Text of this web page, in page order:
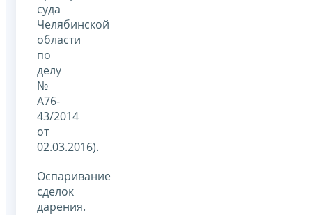
суда
Челябинской
области
по
делу
№
А76-
43/2014
от
02.03.2016).
Оспаривание
сделок
дарения.